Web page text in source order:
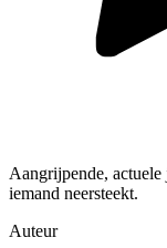
Aangrijpende,
iemand neersteekt.
Auteur